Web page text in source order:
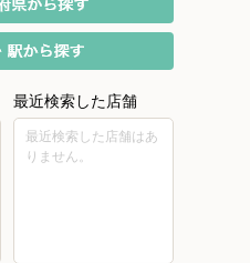
最近検索した店舗
最近検索した店舗はあ
りません。